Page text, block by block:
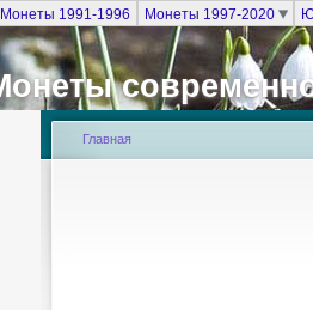
Монеты 1991-1996 Монеты 1997-2020
Главная